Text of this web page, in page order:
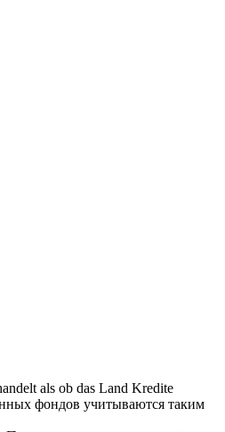
als ob das Land Kredite
фондов учитываются таким